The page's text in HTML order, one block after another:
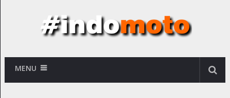
MENU